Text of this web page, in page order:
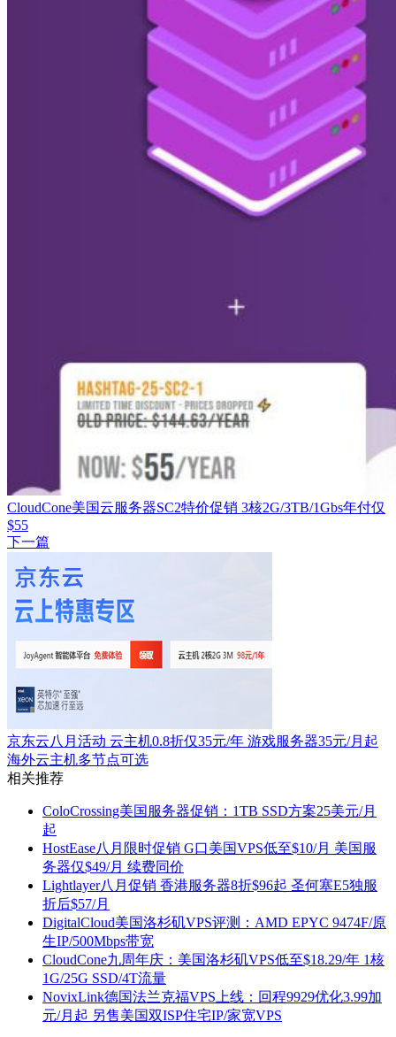
CloudCone美国云服务器SC2特价促销 3核2G/3TB/1Gbs年付仅
$55
下一篇
京东云八月活动 云主机0.8折仅35元/年 游戏服务器35元/月起
海外云主机多节点可选
相关推荐
ColoCrossing美国服务器促销：1TB SSD方案25美元/月
起
HostEase八月限时促销 G口美国VPS低至$10/月 美国服
务器仅$49/月 续费同价
Lightlayer八月促销 香港服务器8折$96起 圣何塞E5独服
折后$57/月
DigitalCloud美国洛杉矶VPS评测：AMD EPYC 9474F/原
生IP/500Mbps带宽
CloudCone九周年庆：美国洛杉矶VPS低至$18.29/年 1核
1G/25G SSD/4T流量
NovixLink德国法兰克福VPS上线：回程9929优化3.99加
元/月起 另售美国双ISP住宅IP/家宽VPS